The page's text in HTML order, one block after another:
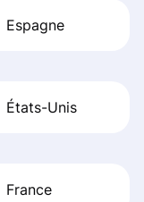
Espagne
États-Unis
France